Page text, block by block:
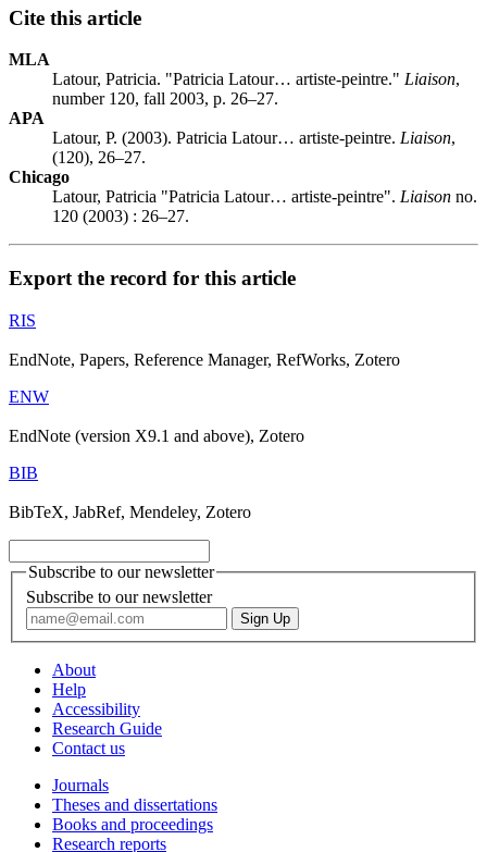
Cite this article
MLA
Latour, Patricia. "Patricia Latour… artiste-peintre." Liaison,
number 120, fall 2003, p. 26–27.
APA
Latour, P. (2003). Patricia Latour… artiste-peintre. Liaison,
(120), 26–27.
Chicago
Latour, Patricia "Patricia Latour… artiste-peintre". Liaison no.
120 (2003) : 26–27.
Export the record for this article
RIS
EndNote, Papers, Reference Manager, RefWorks, Zotero
ENW
EndNote (version X9.1 and above), Zotero
BIB
BibTeX, JabRef, Mendeley, Zotero
Subscribe to our newsletter
Subscribe to our newsletter
About
Help
Accessibility
Research Guide
Contact us
Journals
Theses and dissertations
Books and proceedings
Research reports